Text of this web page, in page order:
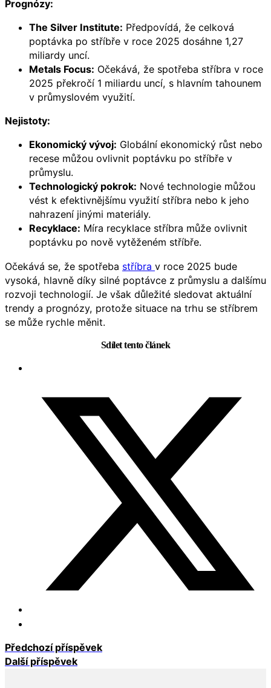
Prognózy:
The Silver Institute: Předpovídá, že celková
poptávka po stříbře v roce 2025 dosáhne 1,27
miliardy uncí.
Metals Focus: Očekává, že spotřeba stříbra v roce
2025 překročí 1 miliardu uncí, s hlavním tahounem
v průmyslovém využití.
Nejistoty:
Ekonomický vývoj: Globální ekonomický růst nebo
recese můžou ovlivnit poptávku po stříbře v
průmyslu.
Technologický pokrok: Nové technologie můžou
vést k efektivnějšímu využití stříbra nebo k jeho
nahrazení jinými materiály.
Recyklace: Míra recyklace stříbra může ovlivnit
poptávku po nově vytěženém stříbře.
Očekává se, že spotřeba stříbra v roce 2025 bude
vysoká, hlavně díky silné poptávce z průmyslu a dalšímu
rozvoji technologií. Je však důležité sledovat aktuální
trendy a prognózy, protože situace na trhu se stříbrem
se může rychle měnit.
Sdílet tento článek
Předchozí příspěvek
Další příspěvek